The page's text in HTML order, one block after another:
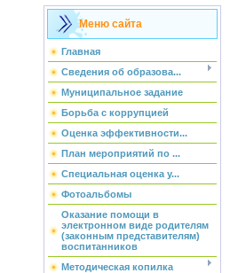
Меню сайта
Главная
Сведения об образова...
Муниципальное задание
Борьба с коррупцией
Оценка эффективности...
План мероприятий по ...
Специальная оценка у...
Фотоальбомы
Оказание помощи в
электронном виде родителям
(законным представителям)
воспитанников
Методическая копилка